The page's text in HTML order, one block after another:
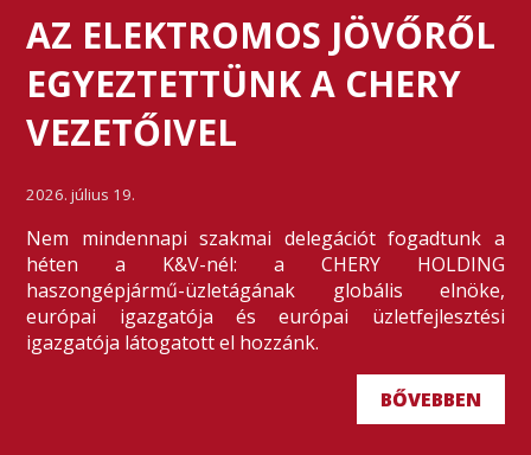
AZ ELEKTROMOS JÖVŐRŐL
EGYEZTETTÜNK A CHERY
VEZETŐIVEL
2026. július 19.
Nem mindennapi szakmai delegációt fogadtunk a
héten a K&V-nél: a CHERY HOLDING
haszongépjármű-üzletágának globális elnöke,
európai igazgatója és európai üzletfejlesztési
igazgatója látogatott el hozzánk.
BŐVEBBEN